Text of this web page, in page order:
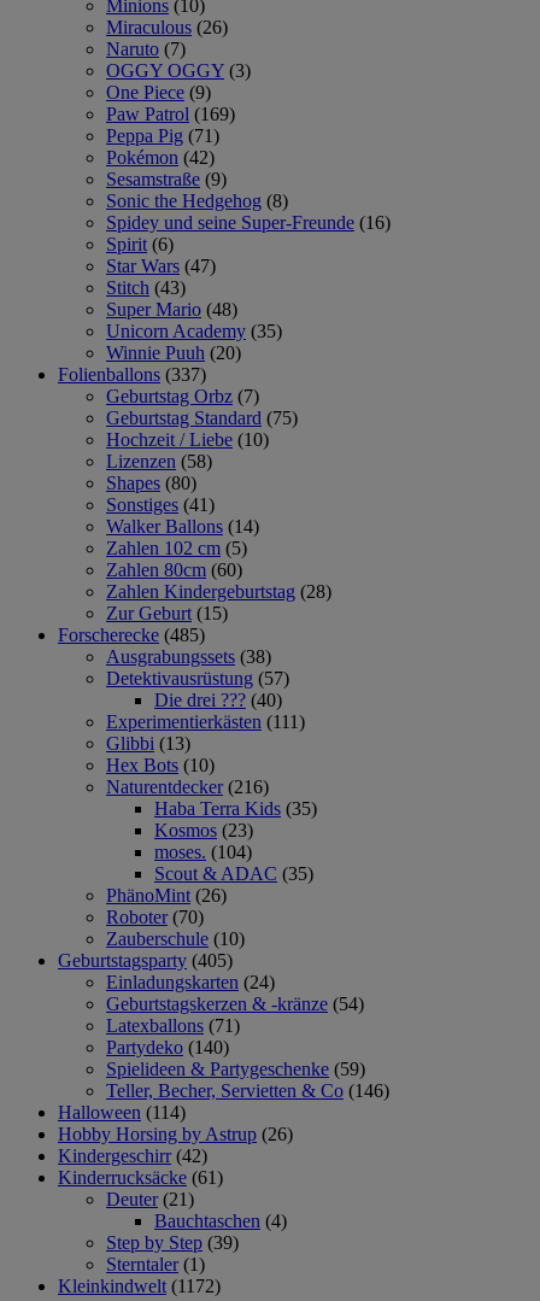
Minions (10)
Miraculous (26)
Naruto (7)
OGGY OGGY (3)
One Piece (9)
Paw Patrol (169)
Peppa Pig (71)
Pokémon (42)
Sesamstraße (9)
Sonic the Hedgehog (8)
Spidey und seine Super-Freunde (16)
Spirit (6)
Star Wars (47)
Stitch (43)
Super Mario (48)
Unicorn Academy (35)
Winnie Puuh (20)
Folienballons (337)
Geburtstag Orbz (7)
Geburtstag Standard (75)
Hochzeit / Liebe (10)
Lizenzen (58)
Shapes (80)
Sonstiges (41)
Walker Ballons (14)
Zahlen 102 cm (5)
Zahlen 80cm (60)
Zahlen Kindergeburtstag (28)
Zur Geburt (15)
Forscherecke (485)
Ausgrabungssets (38)
Detektivausrüstung (57)
Die drei ??? (40)
Experimentierkästen (111)
Glibbi (13)
Hex Bots (10)
Naturentdecker (216)
Haba Terra Kids (35)
Kosmos (23)
moses. (104)
Scout & ADAC (35)
PhänoMint (26)
Roboter (70)
Zauberschule (10)
Geburtstagsparty (405)
Einladungskarten (24)
Geburtstagskerzen & -kränze (54)
Latexballons (71)
Partydeko (140)
Spielideen & Partygeschenke (59)
Teller, Becher, Servietten & Co (146)
Halloween (114)
Hobby Horsing by Astrup (26)
Kindergeschirr (42)
Kinderrucksäcke (61)
Deuter (21)
Bauchtaschen (4)
Step by Step (39)
Sterntaler (1)
Kleinkindwelt (1172)